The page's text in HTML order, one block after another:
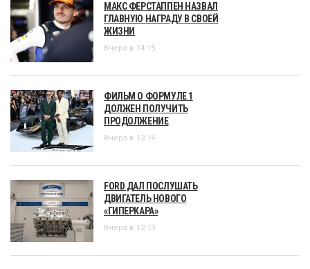
МАКС ФЕРСТАППЕН НАЗВАЛ
ГЛАВНУЮ НАГРАДУ В СВОЕЙ
ЖИЗНИ
Вчера в 14:15
ФИЛЬМ О ФОРМУЛЕ 1
ДОЛЖЕН ПОЛУЧИТЬ
ПРОДОЛЖЕНИЕ
Вчера в 13:14
FORD ДАЛ ПОСЛУШАТЬ
ДВИГАТЕЛЬ НОВОГО
«ГИПЕРКАРА»
Вчера в 12:13